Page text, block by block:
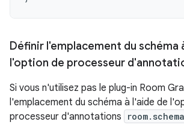
Définir l'emplacement du schéma
l'option de processeur
Si vous n'utilisez pas le plug-in Room
l'emplacement du schéma à l'aide de
processeur d'annotations